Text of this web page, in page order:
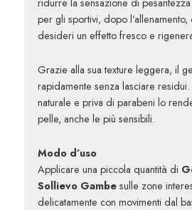
per gli sportivi, dopo
desideri un effetto fresco e
Grazie alla sua texture leggera, il
rapidamente senza lasciare
naturale e priva di parabeni lo
pelle, anche le più sensibili.
Modo d’uso
Applicare una piccola quantità di
Sollievo Gambe sulle zone
delicatamente con movimenti dal